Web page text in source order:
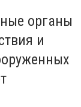
органы
и